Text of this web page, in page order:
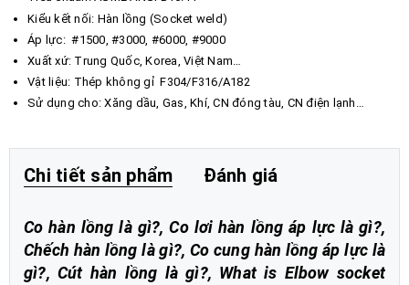
Kiểu kết nối: Hàn lồng (Socket weld)
Áp lực: #1500, #3000, #6000, #9000
Xuất xứ: Trung Quốc, Korea, Việt Nam…
Vật liệu: Thép không gỉ F304/F316/A182
Sử dụng cho: Xăng dầu, Gas, Khí, CN đóng tàu, CN điện lạnh…
Chi tiết sản phẩm Đánh giá
Co hàn lồng là gì?, Co lơi hàn lồng áp lực là gì?,
Chếch hàn lồng là gì?, Co cung hàn lồng áp lực là
gì?, Cút hàn lồng là gì?, What is Elbow socket